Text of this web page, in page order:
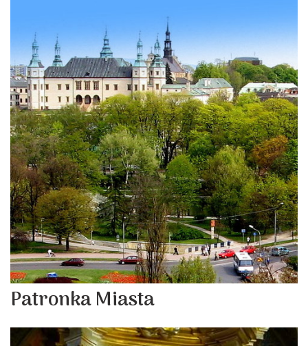
Patronka Miasta